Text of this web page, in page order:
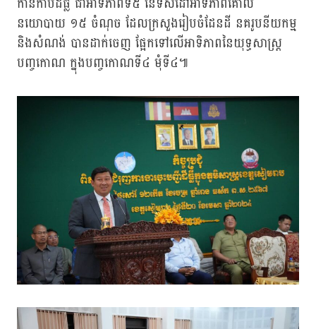
នយោបាយ ១៥ ចំណុច ដែលក្រសួងរៀបចំដែនដី នគរូបនីយកម្ម
និងសំណង់ បានដាក់ចេញ ផ្អែកទៅលើអាទិភាពនៃយុទ្ធសាស្រ្ត
បញ្ចកោណ ក្នុងបញ្ចកោណទី៤ មុំទី៤៕